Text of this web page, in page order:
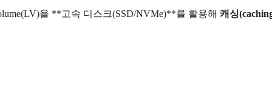
을 **고속 디스크(SSD/NVMe)**를 활용해 캐싱